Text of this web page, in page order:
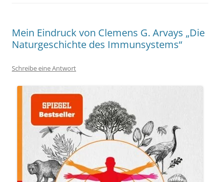
Mein Eindruck von Clemens G. Arvays „Die
Naturgeschichte des Immunsystems“
Schreibe eine Antwort